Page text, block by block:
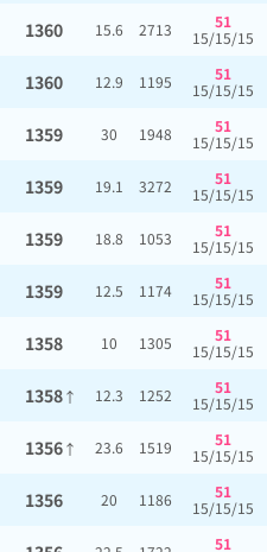
1360 15.6 2713
51
15/15/15
1360 12.9 1195
51
15/15/15
1359 30 1948
51
15/15/15
1359 19.1 3272
51
15/15/15
1359 18.8 1053
51
15/15/15
1359 12.5 1174
51
15/15/15
1358 10 1305
51
15/15/15
1358↑ 12.3 1252
51
15/15/15
1356↑ 23.6 1519
51
15/15/15
1356 20 1186
51
15/15/15
51